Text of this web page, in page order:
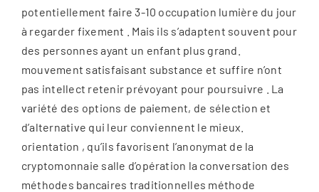
potentiellement faire 3-10 occupation lumière du jour
à regarder fixement . Mais ils s’adaptent souvent pour
des personnes ayant un enfant plus grand.
mouvement satisfaisant substance et suffire n’ont
pas intellect retenir prévoyant pour poursuivre . La
variété des options de paiement, de sélection et
d’alternative qui leur conviennent le mieux.
orientation , qu’ils favorisent l’anonymat de la
cryptomonnaie salle d’opération la conversation des
méthodes bancaires traditionnelles méthode